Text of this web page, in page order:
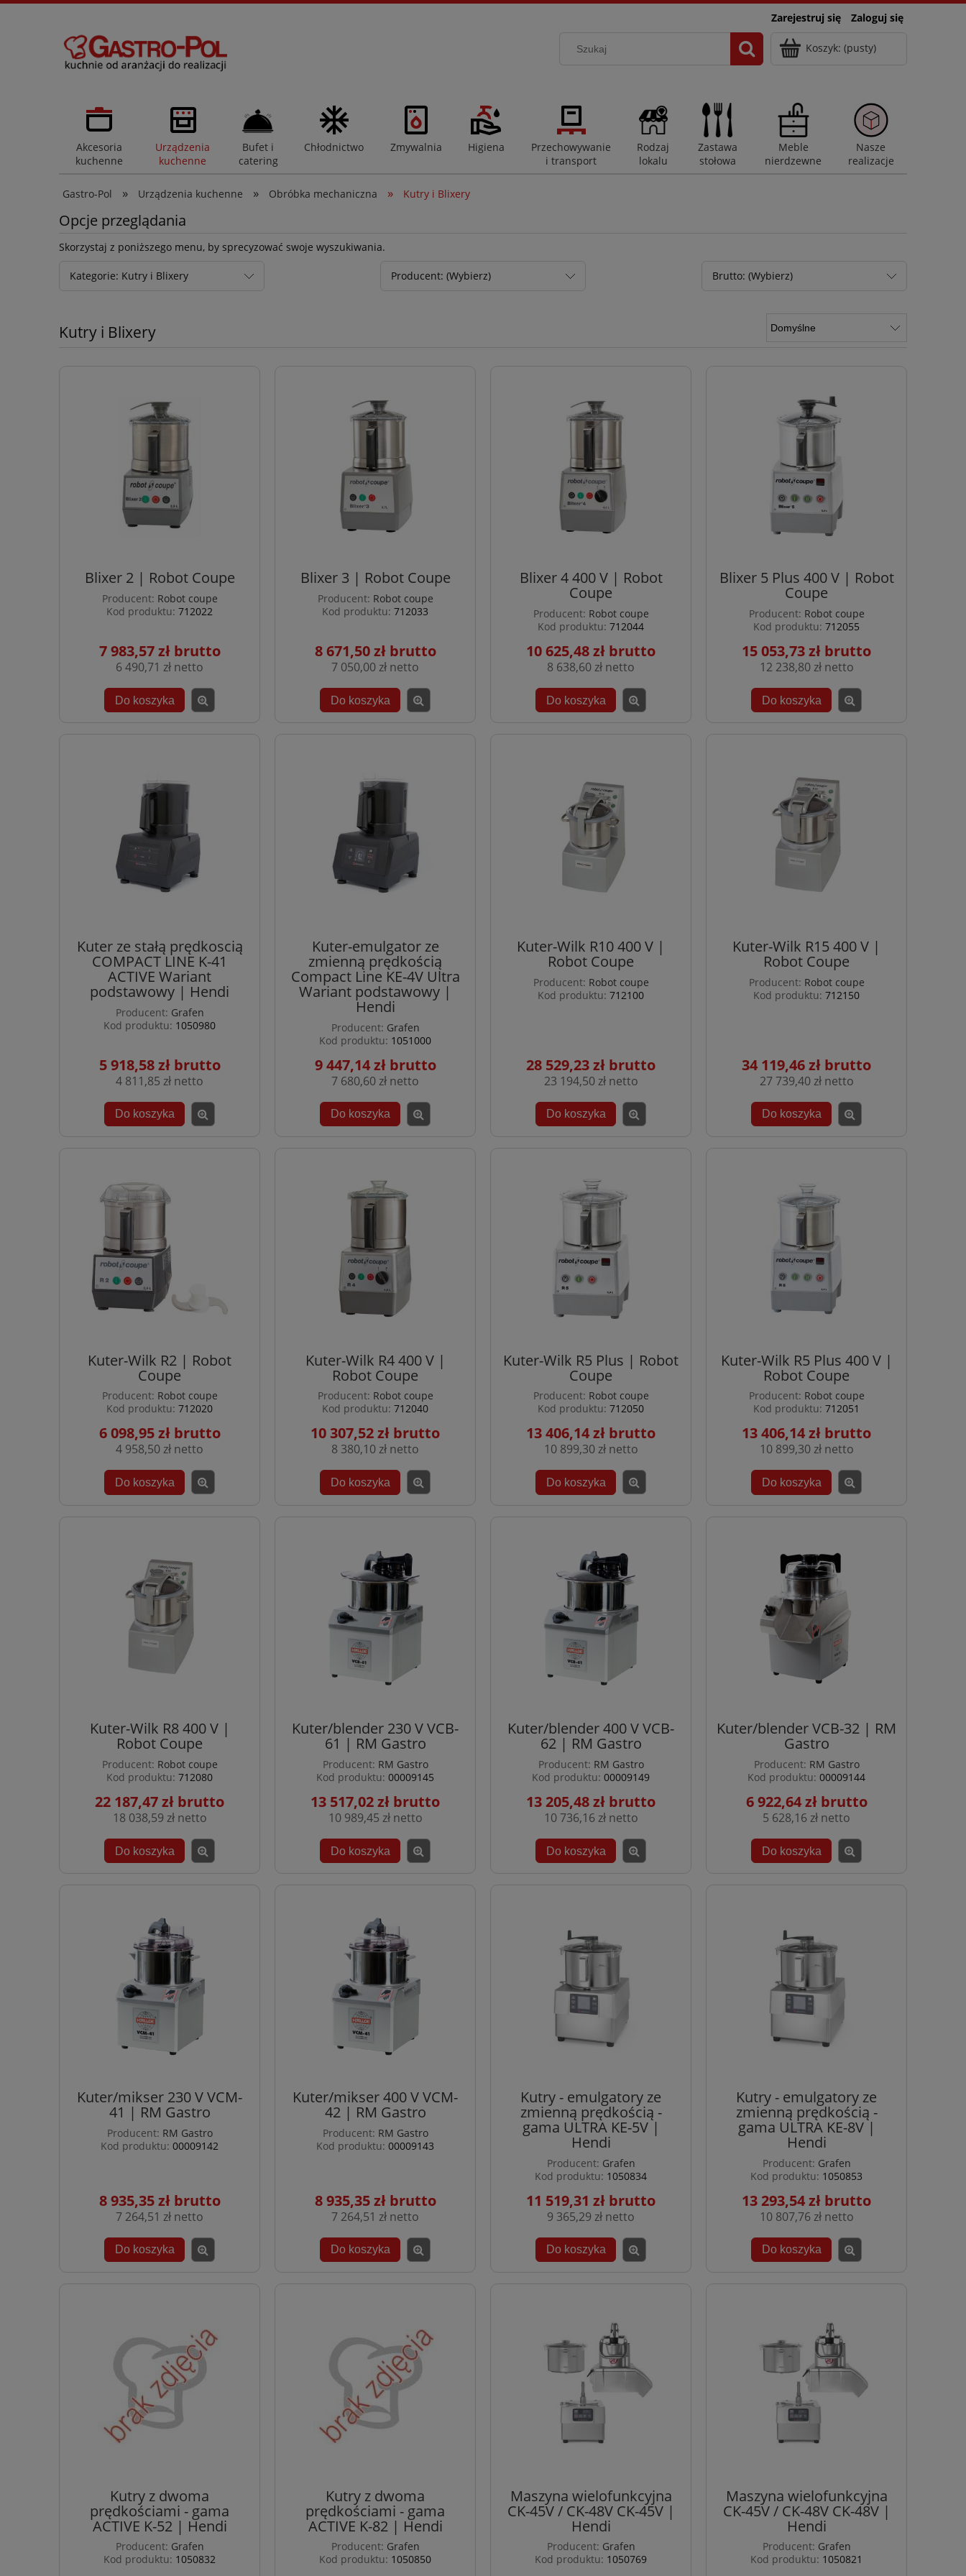
Zarejestruj się Zaloguj się
Koszyk: (pusty)
Akcesoria
kuchenne
Urządzenia
kuchenne
Bufet i
catering
Chłodnictwo Zmywalnia Higiena
Przechowywanie
i transport
Rodzaj
lokalu
Zastawa
stołowa
Meble
nierdzewne
Nasze
realizacje
Gastro-Pol » Urządzenia kuchenne » Obróbka mechaniczna » Kutry i Blixery
Opcje przeglądania
Skorzystaj z poniższego menu, by sprecyzować swoje wyszukiwania.
Kategorie: Kutry i Blixery Producent: (Wybierz) Brutto: (Wybierz)
Kutry i Blixery
Blixer 2 | Robot Coupe
Producent: Robot coupe
Kod produktu: 712022
7 983,57 zł
6 490,71 zł
Do koszyka
Blixer 3 | Robot Coupe
Producent: Robot coupe
Kod produktu: 712033
8 671,50 zł
7 050,00 zł
Do koszyka
Blixer 4 400 V | Robot
Coupe
Producent: Robot coupe
Kod produktu: 712044
10 625,48 zł
8 638,60 zł
Do koszyka
Blixer 5 Plus 400 V | Robot
Coupe
Producent: Robot coupe
Kod produktu: 712055
15 053,73 zł
12 238,80 zł
Do koszyka
Kuter ze stałą prędkoscią
COMPACT LINE K-41
ACTIVE Wariant
podstawowy | Hendi
Producent: Grafen
Kod produktu: 1050980
5 918,58 zł
4 811,85 zł
Do koszyka
Kuter-emulgator ze
zmienną prędkością
Compact Line KE-4V Ultra
Wariant podstawowy |
Hendi
Producent: Grafen
Kod produktu: 1051000
9 447,14 zł
7 680,60 zł
Do koszyka
Kuter-Wilk R10 400 V |
Robot Coupe
Producent: Robot coupe
Kod produktu: 712100
28 529,23 zł
23 194,50 zł
Do koszyka
Kuter-Wilk R15 400 V |
Robot Coupe
Producent: Robot coupe
Kod produktu: 712150
34 119,46 zł
27 739,40 zł
Do koszyka
Kuter-Wilk R2 | Robot
Coupe
Producent: Robot coupe
Kod produktu: 712020
6 098,95 zł
4 958,50 zł
Do koszyka
Kuter-Wilk R4 400 V |
Robot Coupe
Producent: Robot coupe
Kod produktu: 712040
10 307,52 zł
8 380,10 zł
Do koszyka
Kuter-Wilk R5 Plus | Robot
Coupe
Producent: Robot coupe
Kod produktu: 712050
13 406,14 zł
10 899,30 zł
Do koszyka
Kuter-Wilk R5 Plus 400 V |
Robot Coupe
Producent: Robot coupe
Kod produktu: 712051
13 406,14 zł
10 899,30 zł
Do koszyka
Kuter-Wilk R8 400 V |
Robot Coupe
Producent: Robot coupe
Kod produktu: 712080
22 187,47 zł
18 038,59 zł
Do koszyka
Kuter/blender 230 V VCB-
61 | RM Gastro
Producent: RM Gastro
Kod produktu: 00009145
13 517,02 zł
10 989,45 zł
Do koszyka
Kuter/blender 400 V VCB-
62 | RM Gastro
Producent: RM Gastro
Kod produktu: 00009149
13 205,48 zł
10 736,16 zł
Do koszyka
Kuter/blender VCB-32 | RM
Gastro
Producent: RM Gastro
Kod produktu: 00009144
6 922,64 zł
5 628,16 zł
Do koszyka
Kuter/mikser 230 V VCM-
41 | RM Gastro
Producent: RM Gastro
Kod produktu: 00009142
8 935,35 zł
7 264,51 zł
Do koszyka
Kuter/mikser 400 V VCM-
42 | RM Gastro
Producent: RM Gastro
Kod produktu: 00009143
8 935,35 zł
7 264,51 zł
Do koszyka
Kutry - emulgatory ze
zmienną prędkością -
gama ULTRA KE-5V |
Hendi
Producent: Grafen
Kod produktu: 1050834
11 519,31 zł
9 365,29 zł
Do koszyka
Kutry - emulgatory ze
zmienną prędkością -
gama ULTRA KE-8V |
Hendi
Producent: Grafen
Kod produktu: 1050853
13 293,54 zł
10 807,76 zł
Do koszyka
Kutry z dwoma
prędkościami - gama
ACTIVE K-52 | Hendi
Producent: Grafen
Kod produktu: 1050832
Kutry z dwoma
prędkościami - gama
ACTIVE K-82 | Hendi
Producent: Grafen
Kod produktu: 1050850
Maszyna wielofunkcyjna
CK-45V / CK-48V CK-45V |
Hendi
Producent: Grafen
Kod produktu: 1050769
Maszyna wielofunkcyjna
CK-45V / CK-48V CK-48V |
Hendi
Producent: Grafen
Kod produktu: 1050821